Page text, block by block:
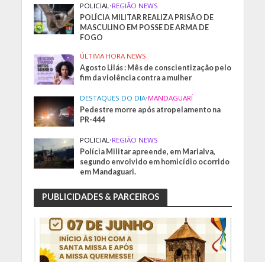
POLICIAL •REGIÃO NEWS
POLÍCIA MILITAR REALIZA PRISÃO DE
MASCULINO EM POSSE DE ARMA DE
FOGO
ÚLTIMA HORA NEWS
Agosto Lilás : Mês de conscientização pelo
fim da violência contra a mulher
DESTAQUES DO DIA•MANDAGUARÍ
Pedestre morre após atropelamento na
PR-444
POLICIAL •REGIÃO NEWS
Polícia Militar apreende, em Marialva,
segundo envolvido em homicídio ocorrido
em Mandaguari.
PUBLICIDADES & PARCEIROS